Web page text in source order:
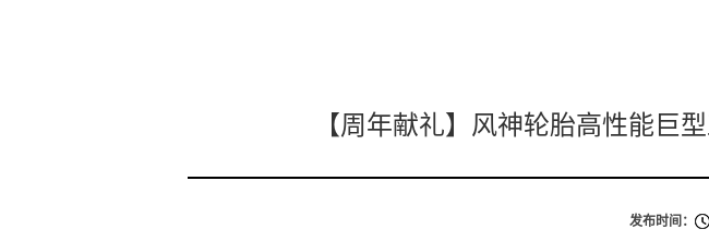
【周年献礼】风神轮胎高性能巨
发布时间：